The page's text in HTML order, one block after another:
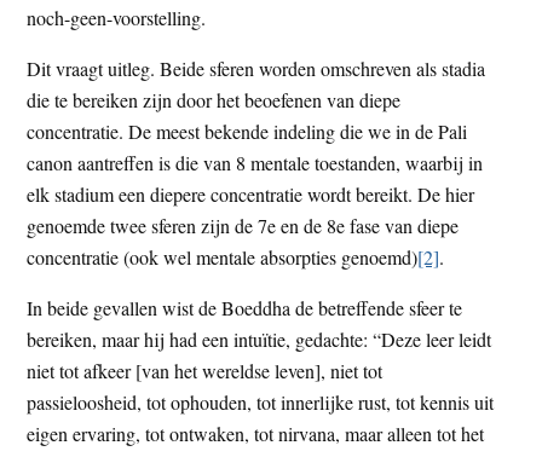
noch-geen-voorstelling.
Dit vraagt uitleg. Beide sferen worden omschreven als stadia
die te bereiken zijn door het beoefenen van diepe
concentratie. De meest bekende indeling die we in de Pali
canon aantreffen is die van 8 mentale toestanden, waarbij in
elk stadium een diepere concentratie wordt bereikt. De hier
genoemde twee sferen zijn de 7e en de 8e fase van diepe
concentratie (ook wel mentale absorpties genoemd)[2].
In beide gevallen wist de Boeddha de betreffende sfeer te
bereiken, maar hij had een intuïtie, gedachte: “Deze leer leidt
niet tot afkeer [van het wereldse leven], niet tot
passieloosheid, tot ophouden, tot innerlijke rust, tot kennis uit
eigen ervaring, tot ontwaken, tot nirvana, maar alleen tot het